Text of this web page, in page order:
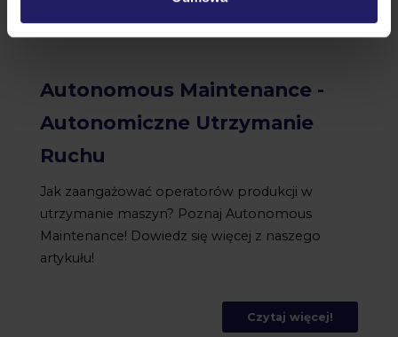
9 września, 2024
Autonomous Maintenance -
Autonomiczne Utrzymanie
Ruchu
Jak zaangażować operatorów produkcji w
utrzymanie maszyn? Poznaj Autonomous
Maintenance! Dowiedz się więcej z naszego
artykułu!
Czytaj więcej!